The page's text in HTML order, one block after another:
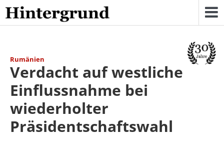
Skip
to
content
Rumänien
Verdacht auf westliche
Einflussnahme bei
wiederholter
Präsidentschaftswahl